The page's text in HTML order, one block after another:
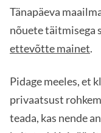
Tänapäeva
nõuete täitmisega
ettevõtte mainet.
Pidage meeles, et
privaatsust
teada, kas nende